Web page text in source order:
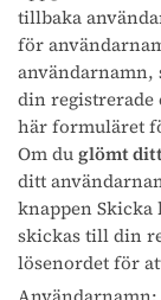
tillbaka
för
användarnamn,
din registrerade
här formuläret
Om duglömt
ditt
knappen
skickas till din
lösenordet för